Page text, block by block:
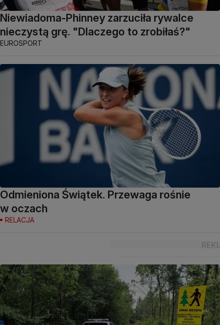
Niewiadoma-Phinney zarzuciła rywalce
nieczystą grę. "Dlaczego to zrobiłaś?"
EUROSPORT
Odmieniona Świątek. Przewaga rośnie
w oczach
RELACJA